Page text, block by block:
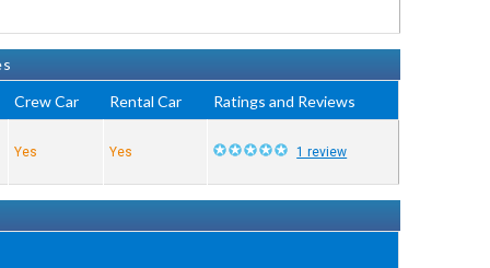
Crew Car Rental Car Ratings and Reviews
Yes Yes 1 review